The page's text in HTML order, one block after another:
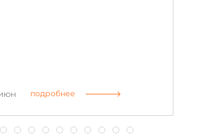
подробнее